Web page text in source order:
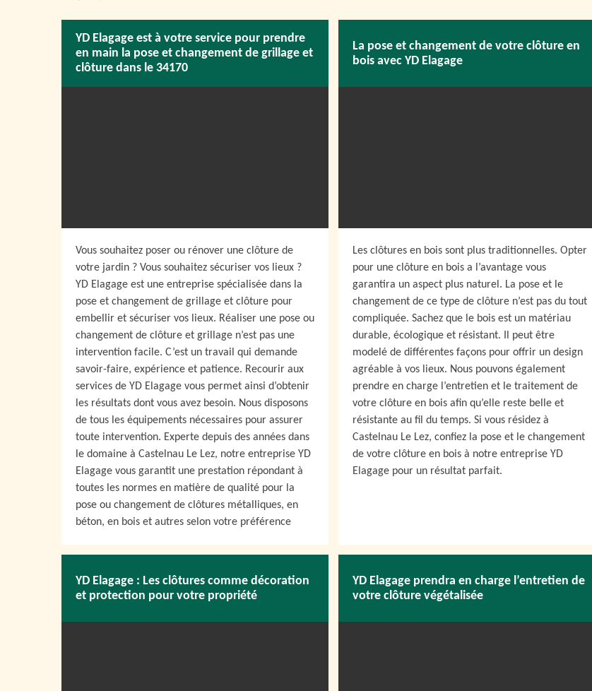
YD Elagage est à votre service pour prendre
en main la pose et changement de grillage et
clôture dans le 34170
Vous souhaitez poser ou rénover une clôture de
votre jardin ? Vous souhaitez sécuriser vos lieux ?
YD Elagage est une entreprise spécialisée dans la
pose et changement de grillage et clôture pour
embellir et sécuriser vos lieux. Réaliser une pose ou
changement de clôture et grillage n’est pas une
intervention facile. C’est un travail qui demande
savoir-faire, expérience et patience. Recourir aux
services de YD Elagage vous permet ainsi d’obtenir
les résultats dont vous avez besoin. Nous disposons
de tous les équipements nécessaires pour assurer
toute intervention. Experte depuis des années dans
le domaine à Castelnau Le Lez, notre entreprise YD
Elagage vous garantit une prestation répondant à
toutes les normes en matière de qualité pour la
pose ou changement de clôtures métalliques, en
béton, en bois et autres selon votre préférence
La pose et changement de votre clôture en
bois avec YD Elagage
Les clôtures en bois sont plus traditionnelles. Opter
pour une clôture en bois a l’avantage vous
garantira un aspect plus naturel. La pose et le
changement de ce type de clôture n’est pas du tout
compliquée. Sachez que le bois est un matériau
durable, écologique et résistant. Il peut être
modelé de différentes façons pour offrir un design
agréable à vos lieux. Nous pouvons également
prendre en charge l’entretien et le traitement de
votre clôture en bois afin qu’elle reste belle et
résistante au fil du temps. Si vous résidez à
Castelnau Le Lez, confiez la pose et le changement
de votre clôture en bois à notre entreprise YD
Elagage pour un résultat parfait.
YD Elagage : Les clôtures comme décoration
et protection pour votre propriété
YD Elagage prendra en charge l’entretien de
votre clôture végétalisée